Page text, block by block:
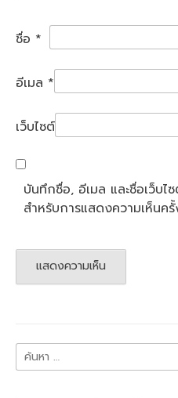
ชื่อ *
อีเมล *
เว็บไซต์
บันทึกชื่อ, อีเมล และชื่อเว็บไ
สำหรับการแสดงความเห็นค
ค้นหา
สำหรับ: